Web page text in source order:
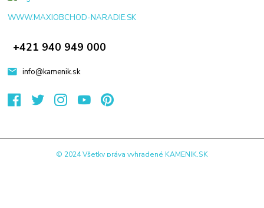
WWW.MAXIOBCHOD-NARADIE.SK
+421 940 949 000
info@kamenik.sk
© 2024 Všetky práva vyhradené KAMENIK.SK